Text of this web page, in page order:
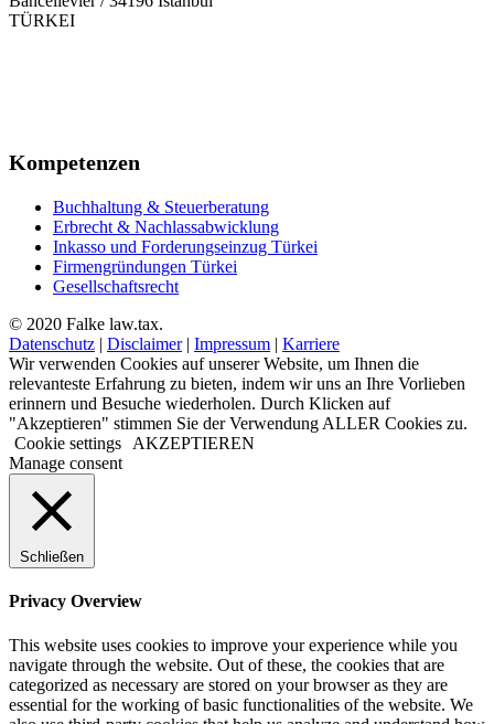
TÜRKEI
Kompetenzen
Buchhaltung & Steuerberatung
Erbrecht & Nachlassabwicklung
Inkasso und Forderungseinzug Türkei
Firmengründungen Türkei
Gesellschaftsrecht
© 2020 Falke law.tax.
Datenschutz | Disclaimer| Impressum | Karriere
Wir verwenden Cookies auf unserer Website, um Ihnen die
relevanteste Erfahrung zu bieten, indem wir uns an Ihre Vorlieben
erinnern und Besuche wiederholen. Durch Klicken auf
"Akzeptieren" stimmen Sie der Verwendung ALLER Cookies zu.
Cookie settings
AKZEPTIEREN
Manage consent
Schließen
Privacy Overview
This website uses cookies to improve your experience while you
navigate through the website. Out of these, the cookies that are
categorized as necessary are stored on your browser as they are
essential for the working of basic functionalities of the website. We